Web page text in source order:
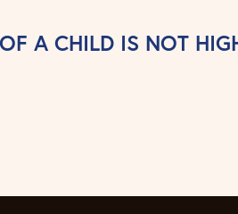
A CHILD IS NOT